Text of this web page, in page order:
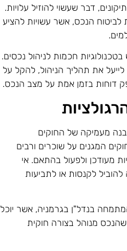
דבר שעשוי להוזיל עלויות.
לביטוח הנכס, אשר עשויות להציע
חכמות לניהול נכסים.
לייעל את תהליך הניהול, להקל על
דוחות בזמן אמת על מצב הנכס.
מעמיקה של החוקים
המגנים על שוכרים ורבים
מעודכן ולפעול בהתאם. אי
לקנסות או לתביעות
בנדל"ן בגרמניה, אשר יוכל
מנוהל בצורה חוקית